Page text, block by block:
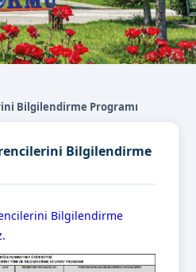
Bilgilendirme Programı
Bilgilendirme
Bilgilendirme